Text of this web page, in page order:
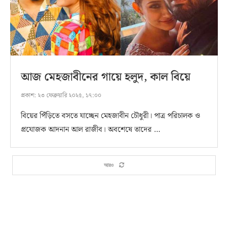
আজ মেহজাবীনের গায়ে হলুদ, কাল বিয়ে
প্রকাশ: ২৩ ফেব্রুয়ারি ২০২৫, ১৭:০০
বিয়ের পিঁড়িতে বসতে যাচ্ছেন মেহজাবীন চৌধুরী। পাত্র পরিচালক ও
প্রযোজক আদনান আল রাজীব। অবশেষে তাদের …
আরও